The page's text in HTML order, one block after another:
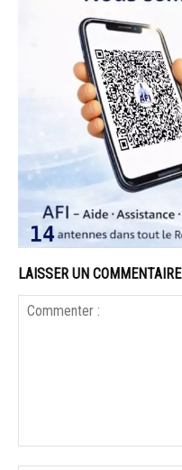
LAISSER UN COMMENTAIRE